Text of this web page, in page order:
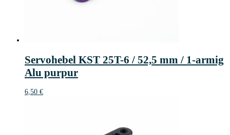
Servohebel KST 25T-6 / 52,5 mm / 1-armig
Alu purpur
6,50 €